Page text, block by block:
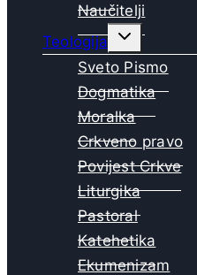
Naučitelji
Teologija
Toggle
child
menu
Sveto Pismo
Dogmatika
Moralka
Crkveno pravo
Povijest Crkve
Liturgika
Pastoral
Katehetika
Ekumenizam